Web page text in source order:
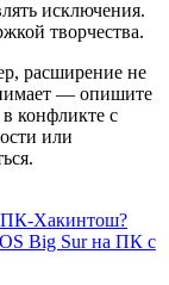
исключения.
творчества.
расширение не
— опишите
конфликте с
или
ПК-Хакинтош?
Big Sur на ПК с